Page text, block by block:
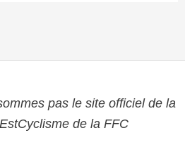
pas le site officiel de la
de la FFC